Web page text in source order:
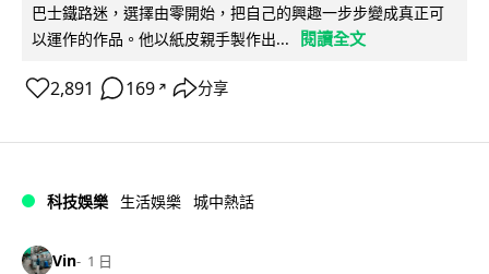
巴士鐵路迷，選擇由零開始，把自己的興趣一步步變成真正可
以運作的作品。他以紙皮親手製作出...
閱讀全文
2,891 169 ↗ 分享
科技娛樂 生活娛樂 城中熱話
Vin 1 日